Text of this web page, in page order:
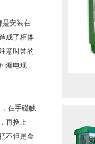
安装在
成了柜体
意时常的
漏电现
在手碰触
再换上一
不但是金